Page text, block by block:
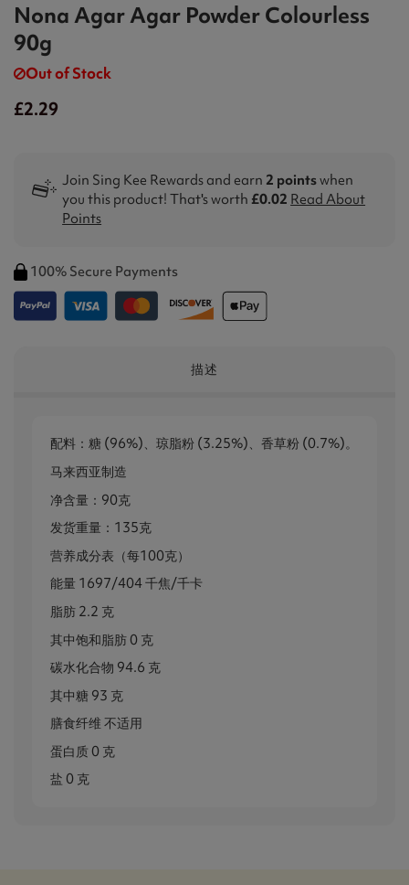
Nona Agar Agar Powder Colourless
90g
Out of Stock
£2.29
Join Sing Kee Rewards and earn 2 pointswhen
you this product! That's worth £0.02 Read About
Points
100% Secure Payments
描述
配料：糖 (96%)、琼脂粉 (3.25%)、香草粉 (0.7%)。
马来西亚制造
净含量：90克
发货重量：135克
营养成分表（每100克）
能量 1697/404 千焦/千卡
脂肪 2.2 克
其中饱和脂肪 0 克
碳水化合物 94.6 克
其中糖 93 克
膳食纤维 不适用
蛋白质 0 克
盐 0 克